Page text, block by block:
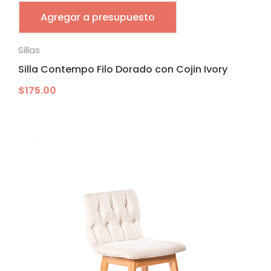
Agregar a presupuesto
Sillas
Silla Contempo Filo Dorado con Cojin Ivory
$175.00